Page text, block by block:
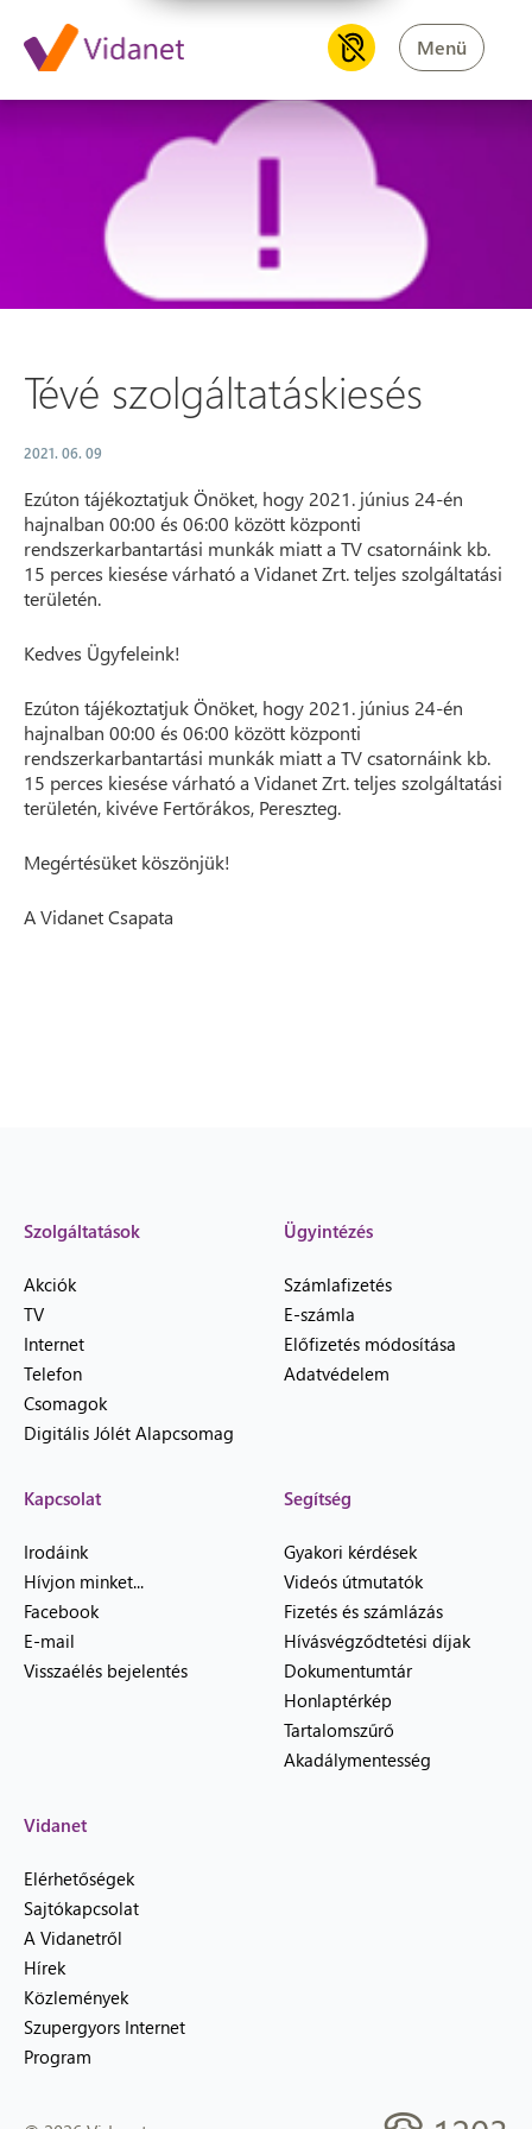
Menü
Tévé szolgáltatáskiesés
Tévé szolgáltatáskiesés
2021. 06. 09
Ezúton tájékoztatjuk Önöket, hogy 2021. június 24-én
hajnalban 00:00 és 06:00 között központi
rendszerkarbantartási munkák miatt a TV csatornáink kb.
15 perces kiesése várható a Vidanet Zrt. teljes szolgáltatási
területén.
Kedves Ügyfeleink!
Ezúton tájékoztatjuk Önöket, hogy 2021. június 24-én
hajnalban 00:00 és 06:00 között központi
rendszerkarbantartási munkák miatt a TV csatornáink kb.
15 perces kiesése várható a Vidanet Zrt. teljes szolgáltatási
területén, kivéve Fertőrákos, Pereszteg.
Megértésüket köszönjük!
A Vidanet Csapata
Szolgáltatások
Akciók
TV
Internet
Telefon
Csomagok
Digitális Jólét Alapcsomag
Ügyintézés
Számlafizetés
E-számla
Előfizetés módosítása
Adatvédelem
Kapcsolat
Irodáink
Hívjon minket...
Facebook
E-mail
Visszaélés bejelentés
Segítség
Gyakori kérdések
Videós útmutatók
Fizetés és számlázás
Hívásvégződtetési díjak
Dokumentumtár
Honlaptérkép
Tartalomszűrő
Akadálymentesség
Vidanet
Elérhetőségek
Sajtókapcsolat
A Vidanetről
Hírek
Közlemények
Szupergyors Internet
Program